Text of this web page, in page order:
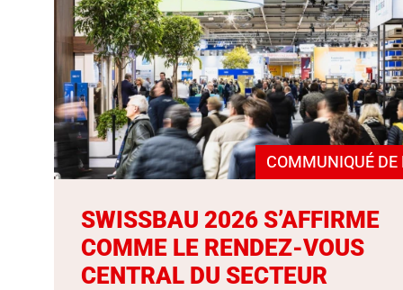
COMMUNIQUÉ DE
SWISSBAU 2026 S’AFFIRME
COMME LE RENDEZ-VOUS
CENTRAL DU SECTEUR